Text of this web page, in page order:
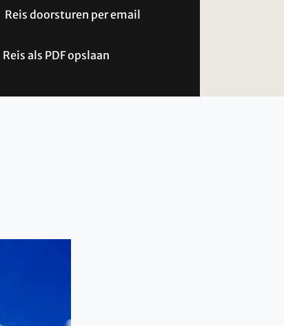
Reis doorsturen per email
Reis als PDF opslaan